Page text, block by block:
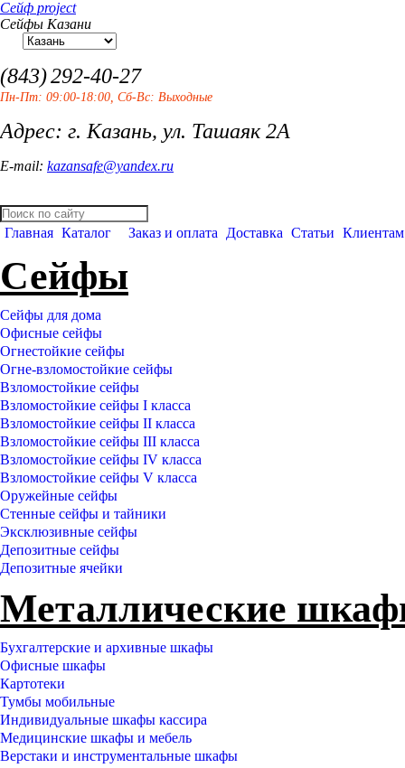
Сейф project
Сейфы Казани
(843)292-40-27
Пн-Пт: 09:00-18:00, Сб-Вс: Выходные
Адрес: г. Казань, ул. Ташаяк 2А
E-mail: kazansafe@yandex.ru
Главная Каталог Заказ и оплата Доставка Статьи Клиентам
Сейфы
Сейфы для дома
Офисные сейфы
Огнестойкие сейфы
Огне-взломостойкие сейфы
Взломостойкие сейфы
Взломостойкие сейфы I класса
Взломостойкие сейфы II класса
Взломостойкие сейфы III класса
Взломостойкие сейфы IV класса
Взломостойкие сейфы V класса
Оружейные сейфы
Стенные сейфы и тайники
Эксклюзивные сейфы
Депозитные сейфы
Депозитные ячейки
Металлические
Бухгалтерские и архивные шкафы
Офисные шкафы
Картотеки
Тумбы мобильные
Индивидуальные шкафы кассира
Медицинские шкафы и мебель
Верстаки и инструментальные шкафы